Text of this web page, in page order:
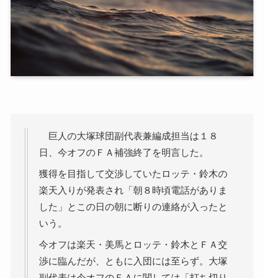
巨人の大塚球団副代表兼編成担当は１８
日、今オフのＦＡ補強終了を明言した。
獲得を目指して交渉していたロッテ・鈴木の
楽天入りが発表され「朝８時頃電話がありま
した」とこの日の朝に断りの連絡が入ったと
いう。
今オフは楽天・美馬とロッテ・鈴木とＦＡ交
渉に臨んだが、ともに入団には至らず。大塚